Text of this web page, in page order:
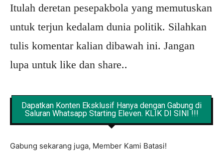
Itulah deretan pesepakbola yang memutuskan
untuk terjun kedalam dunia politik. Silahkan
tulis komentar kalian dibawah ini. Jangan
lupa untuk like dan share..
Dapatkan Konten Eksklusif Hanya dengan Gabung di
Saluran Whatsapp Starting Eleven. KLIK DI SINI !!!
Gabung sekarang juga, Member Kami Batasi!